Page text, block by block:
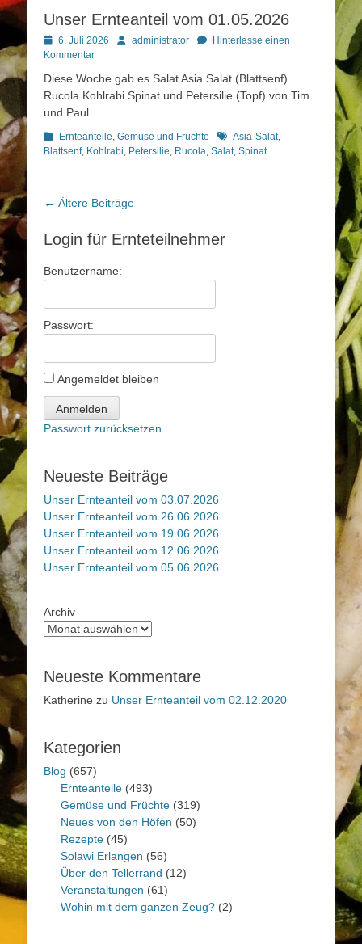
Unser Ernteanteil vom 01.05.2026
Posted
on
6. Juli 2026 Autoradministrator
Hinterlasse einen
Kommentar
Diese Woche gab es Salat Asia Salat (Blattsenf)
Rucola Kohlrabi Spinat und Petersilie (Topf) von Tim
und Paul.
Kategorien
Ernteanteile Gemüse und Früchte Schlagworte
Asia-Salat,
Blattsenf, Kohlrabi Petersilie Rucola Salat, Spinat
Beitragsnavigation
← Ältere Beiträge
Login für Ernteteilnehmer
Benutzername:
Passwort:
Angemeldet bleiben
Anmelden
Passwort zurücksetzen
Neueste Beiträge
Unser Ernteanteil vom 03.07.2026
Unser Ernteanteil vom 26.06.2026
Unser Ernteanteil vom 19.06.2026
Unser Ernteanteil vom 12.06.2026
Unser Ernteanteil vom 05.06.2026
Archiv
Neueste Kommentare
Katherine zu Unser Ernteanteil vom 02.12.2020
Kategorien
Blog (657)
Ernteanteile (493)
Gemüse und Früchte (319)
Neues von den Höfen (50)
Rezepte (45)
Solawi Erlangen (56)
Über den Tellerrand (12)
Veranstaltungen (61)
Wohin mit dem ganzen Zeug? (2)